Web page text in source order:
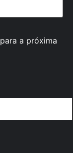
a próxima